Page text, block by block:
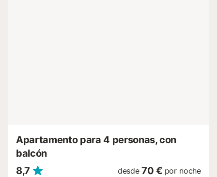
Apartamento para 4 personas, con
balcón
8,7
desde 70 € por noche